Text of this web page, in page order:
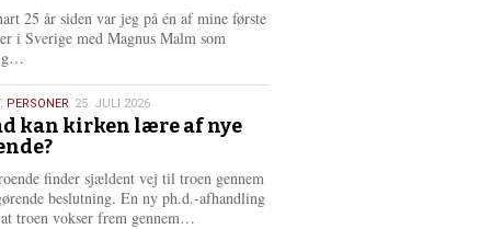
25 år siden var jeg på én af mine første
i Sverige med Magnus Malm som
s
m
e
r
e
, PERSONER 25. JULI 2026
kan kirken lære af nye
finder sjældent vej til troen gennem
beslutning. En ny ph.d.-afhandling
troen vokser frem gennem…